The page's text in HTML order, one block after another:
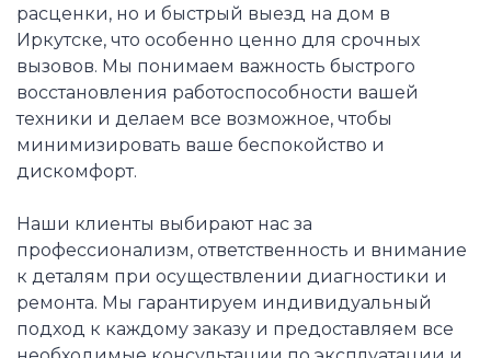
расценки, но и быстрый выезд на дом в
Иркутске, что особенно ценно для срочных
вызовов. Мы понимаем важность быстрого
восстановления работоспособности вашей
техники и делаем все возможное, чтобы
минимизировать ваше беспокойство и
дискомфорт.
Наши клиенты выбирают нас за
профессионализм, ответственность и внимание
к деталям при осуществлении диагностики и
ремонта. Мы гарантируем индивидуальный
подход к каждому заказу и предоставляем все